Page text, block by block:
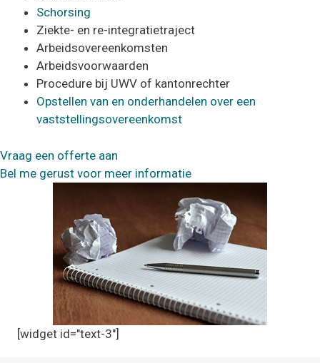
Schorsing
Ziekte- en re-integratietraject
Arbeidsovereenkomsten
Arbeidsvoorwaarden
Procedure bij UWV of kantonrechter
Opstellen van en onderhandelen over een
vaststellingsovereenkomst
Vraag een offerte aan
Bel me gerust voor meer informatie
[widget id="text-3"]